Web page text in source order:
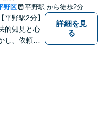
野区 平野駅 から徒歩2分
平野駅2分】
的知見と心
し、依頼者
詳細を見
る